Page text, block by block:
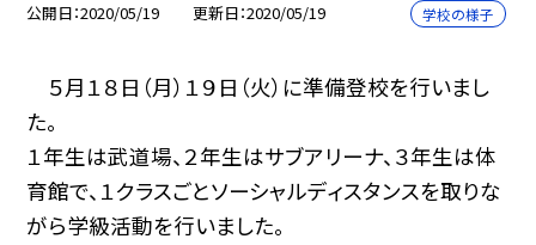
公開日 2020/05/19 更新日 2020/05/19 学校の様子
５月１８日（月）１９日（火）に準備登校を行いまし
た。
１年生は武道場、２年生はサブアリーナ、３年生は体
育館で、１クラスごとソーシャルディスタンスを取りな
がら学級活動を行いました。